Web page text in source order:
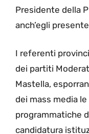
Presidente della
anch’egli
I referenti
dei partiti
Mastella,
dei mass media
programmatiche
candidatura